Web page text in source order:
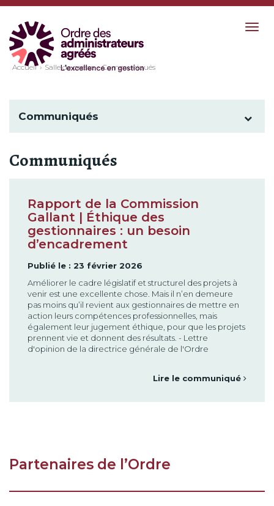
Accueil Salle de presse Communiqués
Communiqués
Communiqués
Rapport de la Commission
Gallant | Éthique des
gestionnaires : un besoin
d’encadrement
Publié le : 23 février 2026
Améliorer le cadre législatif et structurel des projets à
venir est une excellente chose. Mais il n’en demeure
pas moins qu’il revient aux gestionnaires de mettre en
action leurs compétences professionnelles, mais
également leur jugement éthique, pour que les projets
prennent vie et donnent des résultats. - Lettre
d'opinion de la directrice générale de l'Ordre
Lire le communiqué
Partenaires de l’Ordre